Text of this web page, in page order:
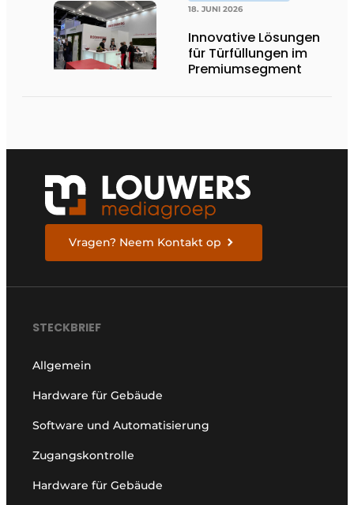
18. JUNI 2026
Innovative Lösungen
für Türfüllungen im
Premiumsegment
Vragen? Neem Kontakt op
STECKBRIEF
Allgemein
Hardware für Gebäude
Software und Automatisierung
Zugangskontrolle
Hardware für Gebäude